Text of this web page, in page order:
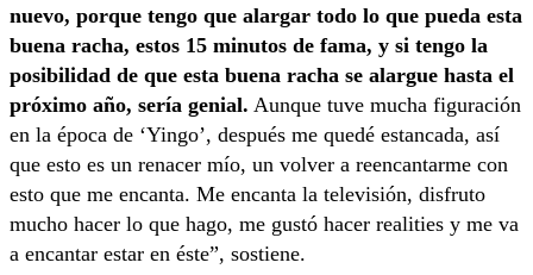
nuevo, porque tengo que alargar todo lo que pueda esta
buena racha, estos 15 minutos de fama, y si tengo la
posibilidad de que esta buena racha se alargue hasta el
próximo año, sería genial. Aunque tuve mucha figuración
en la época de ‘Yingo’, después me quedé estancada, así
que esto es un renacer mío, un volver a reencantarme con
esto que me encanta. Me encanta la televisión, disfruto
mucho hacer lo que hago, me gustó hacer realities y me va
a encantar estar en éste”, sostiene.